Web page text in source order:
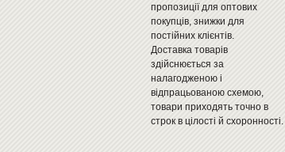
пропозиції для оптових
покупців, знижки для
постійних клієнтів.
Доставка товарів
здійснюється за
налагодженою і
відпрацьованою схемою,
товари приходять точно в
строк в цілості й схоронності.